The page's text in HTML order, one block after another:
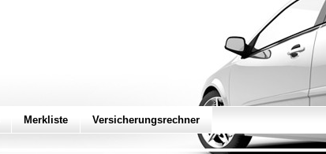
Merkliste Versicherungsrechner